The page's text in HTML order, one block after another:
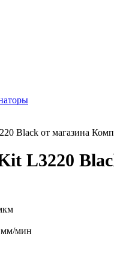
L3220
мм/мин